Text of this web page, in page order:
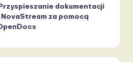
dokumentacji
za pomocą